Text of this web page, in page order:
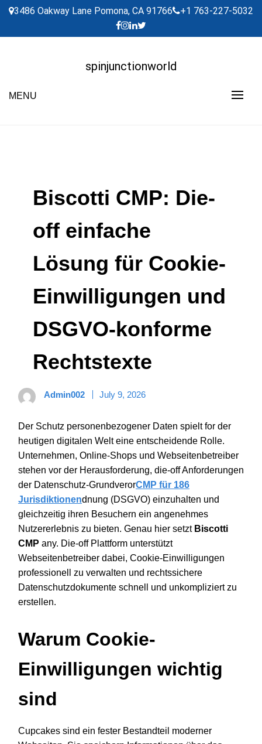
Skip
content
3486 Oakway Lane Pomona, CA 91766 +1 763-227-5032
spinjunctionworld
MENU
Biscotti CMP: Die-
off einfache
Lösung für Cookie-
Einwilligungen und
DSGVO-konforme
Rechtstexte
Admin002 July 9, 2026
Der Schutz personenbezogener Daten spielt for der
heutigen digitalen Welt eine entscheidende Rolle.
Unternehmen, Online-Shops und Webseitenbetreiber
stehen vor der Herausforderung, die-off Anforderungen
der Datenschutz-GrundverorCMP für 186
Jurisdiktionendnung (DSGVO) einzuhalten und
gleichzeitig ihren Besuchern ein angenehmes
Nutzererlebnis zu bieten. Genau hier setzt Biscotti
CMP any. Die-off Plattform unterstützt
Webseitenbetreiber dabei, Cookie-Einwilligungen
professionell zu verwalten und rechtssichere
Datenschutzdokumente schnell und unkompliziert zu
erstellen.
Warum Cookie-
Einwilligungen wichtig
sind
Cupcakes sind ein fester Bestandteil moderner